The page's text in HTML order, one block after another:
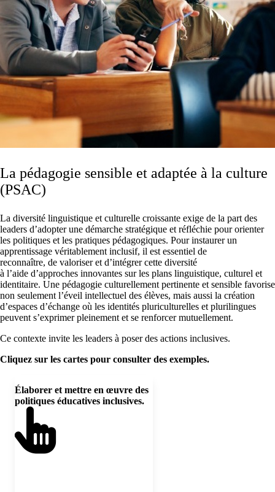
La pédagogie sensible et adaptée à la culture
(PSAC)
La diversité linguistique et culturelle croissante exige de la part des
leaders d’adopter une démarche stratégique et réfléchie pour orienter
les politiques et les pratiques pédagogiques. Pour instaurer un
apprentissage véritablement inclusif, il est essentiel de
reconnaître, de valoriser et d’intégrer cette diversité
à l’aide d’approches innovantes sur les plans linguistique, culturel et
identitaire. Une pédagogie culturellement pertinente et sensible favorise
non seulement l’éveil intellectuel des élèves, mais aussi la création
d’espaces d’échange où les identités pluriculturelles et plurilingues
peuvent s’exprimer pleinement et se renforcer mutuellement.
Ce contexte invite les leaders à poser des actions inclusives.
Cliquez sur les cartes pour consulter des exemples.
Élaborer et mettre en œuvre des
politiques éducatives inclusives.
Les leaders doivent développer des
orientations claires qui
diversité linguistique, culturelle et